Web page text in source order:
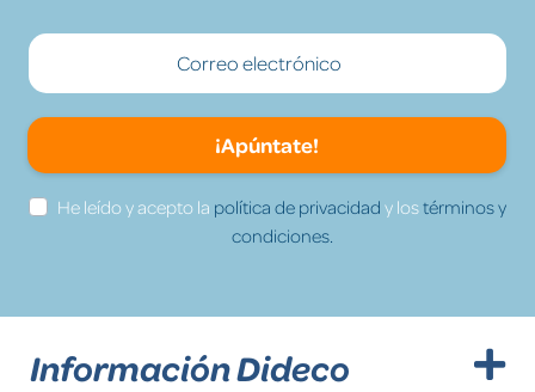
¡Apúntate!
He leído y acepto la política de privacidad y lostérminos y
condiciones.
Información Dideco